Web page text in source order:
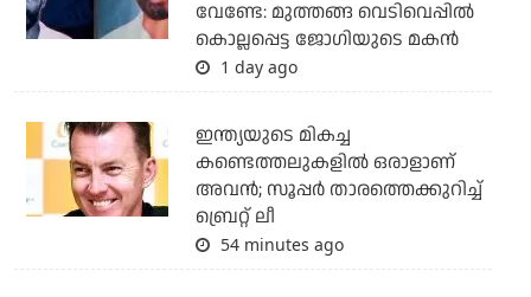
വേണ്ടേ: മുത്തങ്ങ വെടിവെപ്പില്‍
കൊല്ലപ്പെട്ട ജോഗിയുടെ മകന്‍
1 day ago
ഇന്ത്യയുടെ മികച്ച
കണ്ടെത്തലുകളില്‍ ഒരാളാണ്
അവന്‍; സൂപ്പര്‍ താരത്തെക്കുറിച്ച്
ബ്രെറ്റ് ലീ
54 minutes ago